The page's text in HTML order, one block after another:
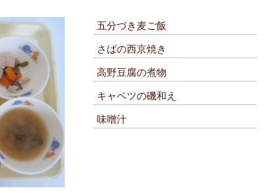
五分づき麦ご飯
さばの西京焼き
高野豆腐の煮物
キャベツの磯和え
味噌汁